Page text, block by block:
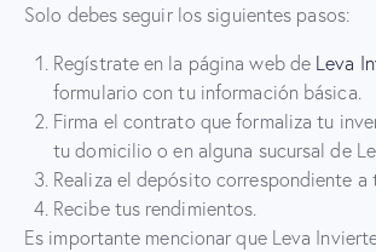
Solo debes seguir los siguientes pasos:
Regístrate en la página web de Leva
formulario con tu información básica.
Firma el contrato que formaliza tu
tu domicilio o en alguna sucursal de
Realiza el depósito correspondiente a
Recibe tus rendimientos.
Es importante mencionar que Leva